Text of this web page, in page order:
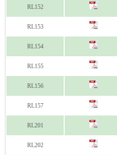
RL152
RL153
RL154
RL155
RL156
RL157
RL201
RL202